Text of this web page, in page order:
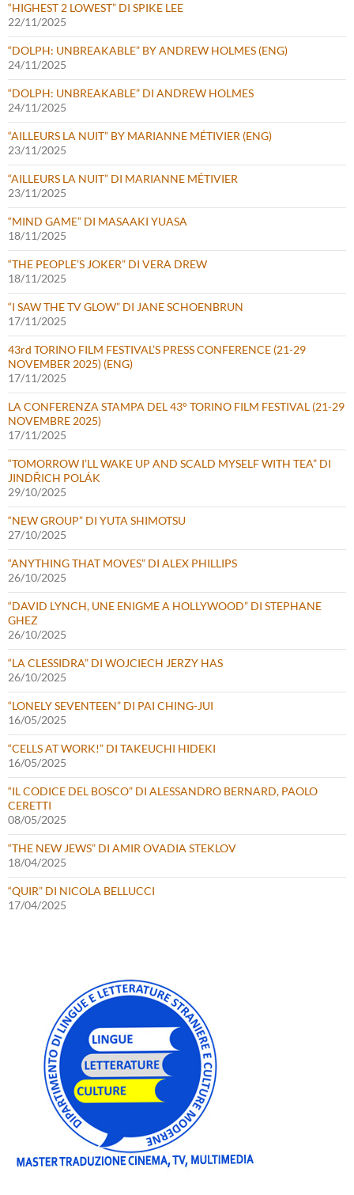
“HIGHEST 2 LOWEST” DI SPIKE LEE
22/11/2025
“DOLPH: UNBREAKABLE” BY ANDREW HOLMES (ENG)
24/11/2025
“DOLPH: UNBREAKABLE” DI ANDREW HOLMES
24/11/2025
“AILLEURS LA NUIT” BY MARIANNE MÉTIVIER (ENG)
23/11/2025
“AILLEURS LA NUIT” DI MARIANNE MÉTIVIER
23/11/2025
“MIND GAME” DI MASAAKI YUASA
18/11/2025
“THE PEOPLE’S JOKER” DI VERA DREW
18/11/2025
“I SAW THE TV GLOW” DI JANE SCHOENBRUN
17/11/2025
43rd TORINO FILM FESTIVAL’S PRESS CONFERENCE (21-29
NOVEMBER 2025) (ENG)
17/11/2025
LA CONFERENZA STAMPA DEL 43° TORINO FILM FESTIVAL (21-29
NOVEMBRE 2025)
17/11/2025
“TOMORROW I’LL WAKE UP AND SCALD MYSELF WITH TEA” DI
JINDŘICH POLÁK
29/10/2025
“NEW GROUP” DI YUTA SHIMOTSU
27/10/2025
“ANYTHING THAT MOVES” DI ALEX PHILLIPS
26/10/2025
“DAVID LYNCH, UNE ENIGME A HOLLYWOOD” DI STEPHANE
GHEZ
26/10/2025
“LA CLESSIDRA” DI WOJCIECH JERZY HAS
26/10/2025
“LONELY SEVENTEEN” DI PAI CHING-JUI
16/05/2025
“CELLS AT WORK!” DI TAKEUCHI HIDEKI
16/05/2025
“IL CODICE DEL BOSCO” DI ALESSANDRO BERNARD, PAOLO
CERETTI
08/05/2025
“THE NEW JEWS” DI AMIR OVADIA STEKLOV
18/04/2025
“QUIR” DI NICOLA BELLUCCI
17/04/2025